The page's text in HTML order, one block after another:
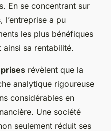
En se concentrant sur
l’entreprise a pu
les plus bénéfiques
ainsi sa rentabilité.
révèlent que la
analytique rigoureuse
considérables en
Une société
seulement réduit ses